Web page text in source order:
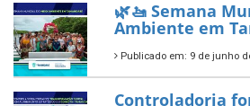
novos
fortalecer a
município.
Publicado em: 10 de junho